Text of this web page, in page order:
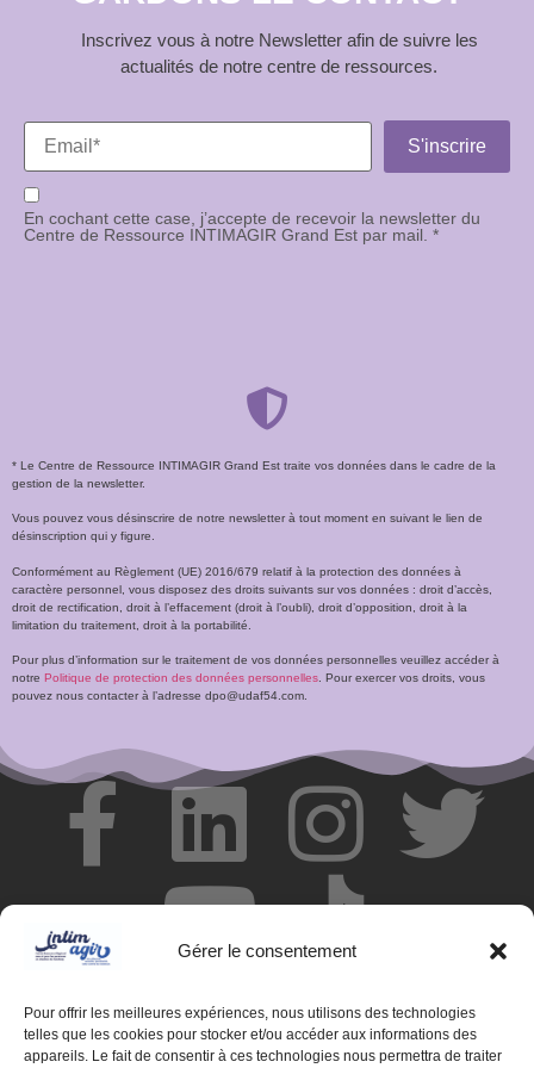
Gérer le consentement
Pour offrir les meilleures expériences, nous utilisons des technologies
telles que les cookies pour stocker et/ou accéder aux informations des
appareils. Le fait de consentir à ces technologies nous permettra de traiter
Inscrivez vous à notre Newsletter afin de suivre les
actualités de notre centre de ressources.
En cochant cette case, j’accepte de recevoir la newsletter du
Centre de Ressource INTIMAGIR Grand Est par mail. *
* Le Centre de Ressource INTIMAGIR Grand Est traite vos données dans le cadre de la
gestion de la newsletter.
Vous pouvez vous désinscrire de notre newsletter à tout moment en suivant le lien de
désinscription qui y figure.
Conformément au Règlement (UE) 2016/679 relatif à la protection des données à
caractère personnel, vous disposez des droits suivants sur vos données : droit d’accès,
droit de rectification, droit à l’effacement (droit à l’oubli), droit d’opposition, droit à la
limitation du traitement, droit à la portabilité.
Pour plus d’information sur le traitement de vos données personnelles veuillez accéder à
notre Politique de protection des données personnelles . Pour exercer vos droits, vous
pouvez nous contacter à l’adresse dpo@udaf54.com.